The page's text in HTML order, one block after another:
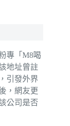
專「M8喝
地址曾註
引發外界
，網友更
公司是否